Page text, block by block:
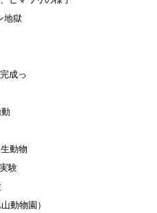
獄
成っ
動物
験
動物園）